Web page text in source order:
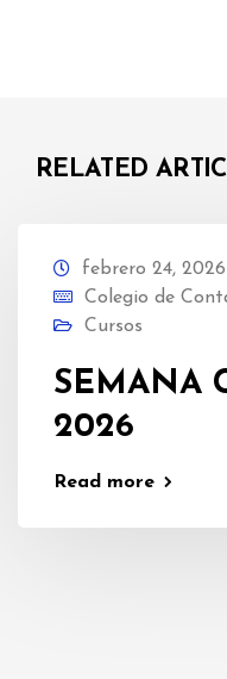
RELATED
febrero 24, 2026
Colegio de
Cursos
SEMANA
2026
Read more